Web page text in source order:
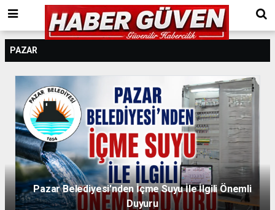
PAZAR
Pazar Belediyesi'nden İçme Suyu İle İlgili Önemli
Duyuru